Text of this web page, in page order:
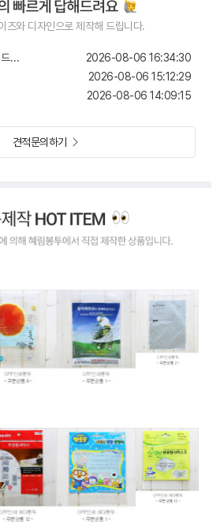
즈와 디자인으로 제작해 드립니다.
2026-08-07 19:41:23
opp 접착 비닐 견적 문의 드립니다
2026-08-06 16:34:30
2026-08-06 15:12:29
2026-08-06 14:09:15
2026-08-01 17:27:07
2026-07-30 20:19:52
2026-07-30 18:13:40
2026-07-29 11:51:53
2026-07-29 09:58:11
2026-07-27 19:43:05
2026-07-27 14:00:14
2026-07-25 18:29:47
견적문의하기